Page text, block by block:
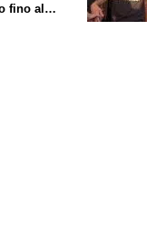
fino al